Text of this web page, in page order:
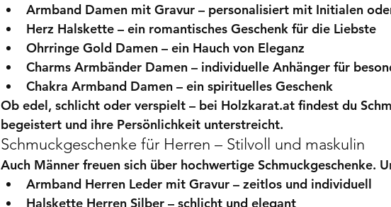
Armband Damen mit Gravur – personalisiert mit Initialen
Herz Halskette – ein romantisches Geschenk für die Liebste
Ohrringe Gold Damen – ein Hauch von Eleganz
Charms Armbänder Damen – individuelle Anhänger für
Chakra Armband Damen – ein spirituelles Geschenk
Ob edel, schlicht oder verspielt – bei Holzkarat.at findest du
begeistert und ihre Persönlichkeit unterstreicht.
Schmuckgeschenke für Herren – Stilvoll und maskulin
Auch Männer freuen sich über hochwertige Schmuckgeschenke.
Armband Herren Leder mit Gravur – zeitlos und individuell
Halskette Herren Silber – schlicht und elegant